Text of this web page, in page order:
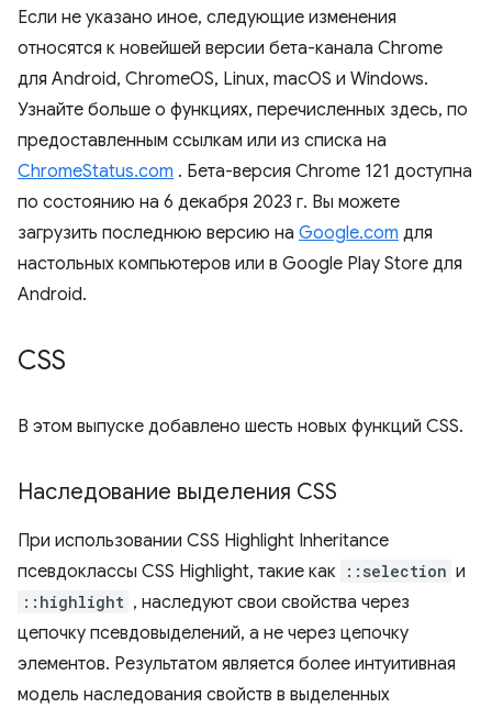
Если не указано иное, следующие изменения
относятся к новейшей версии бета-канала Chrome
для Android, ChromeOS, Linux, macOS и Windows.
Узнайте больше о функциях, перечисленных здесь, по
предоставленным ссылкам или из списка на
ChromeStatus.com . Бета-версия Chrome 121 доступна
по состоянию на 6 декабря 2023 г. Вы можете
загрузить последнюю версию на Google.com для
настольных компьютеров или в Google Play Store для
Android.
CSS
В этом выпуске добавлено шесть новых функций CSS.
Наследование выделения CSS
При использовании CSS Highlight Inheritance
псевдоклассы CSS Highlight, такие как ::selection и
::highlight , наследуют свои свойства через
цепочку псевдовыделений, а не через цепочку
элементов. Результатом является более интуитивная
модель наследования свойств в выделенных